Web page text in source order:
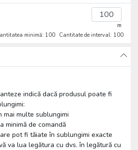
m
minimă: 100 Cantitate de interval: 100
indică dacă produsul poate fi
multe sublungimi
minimă de comandă
pot fi tăiate în sublungimi exacte
va lua legătura cu dvs. în legătură cu